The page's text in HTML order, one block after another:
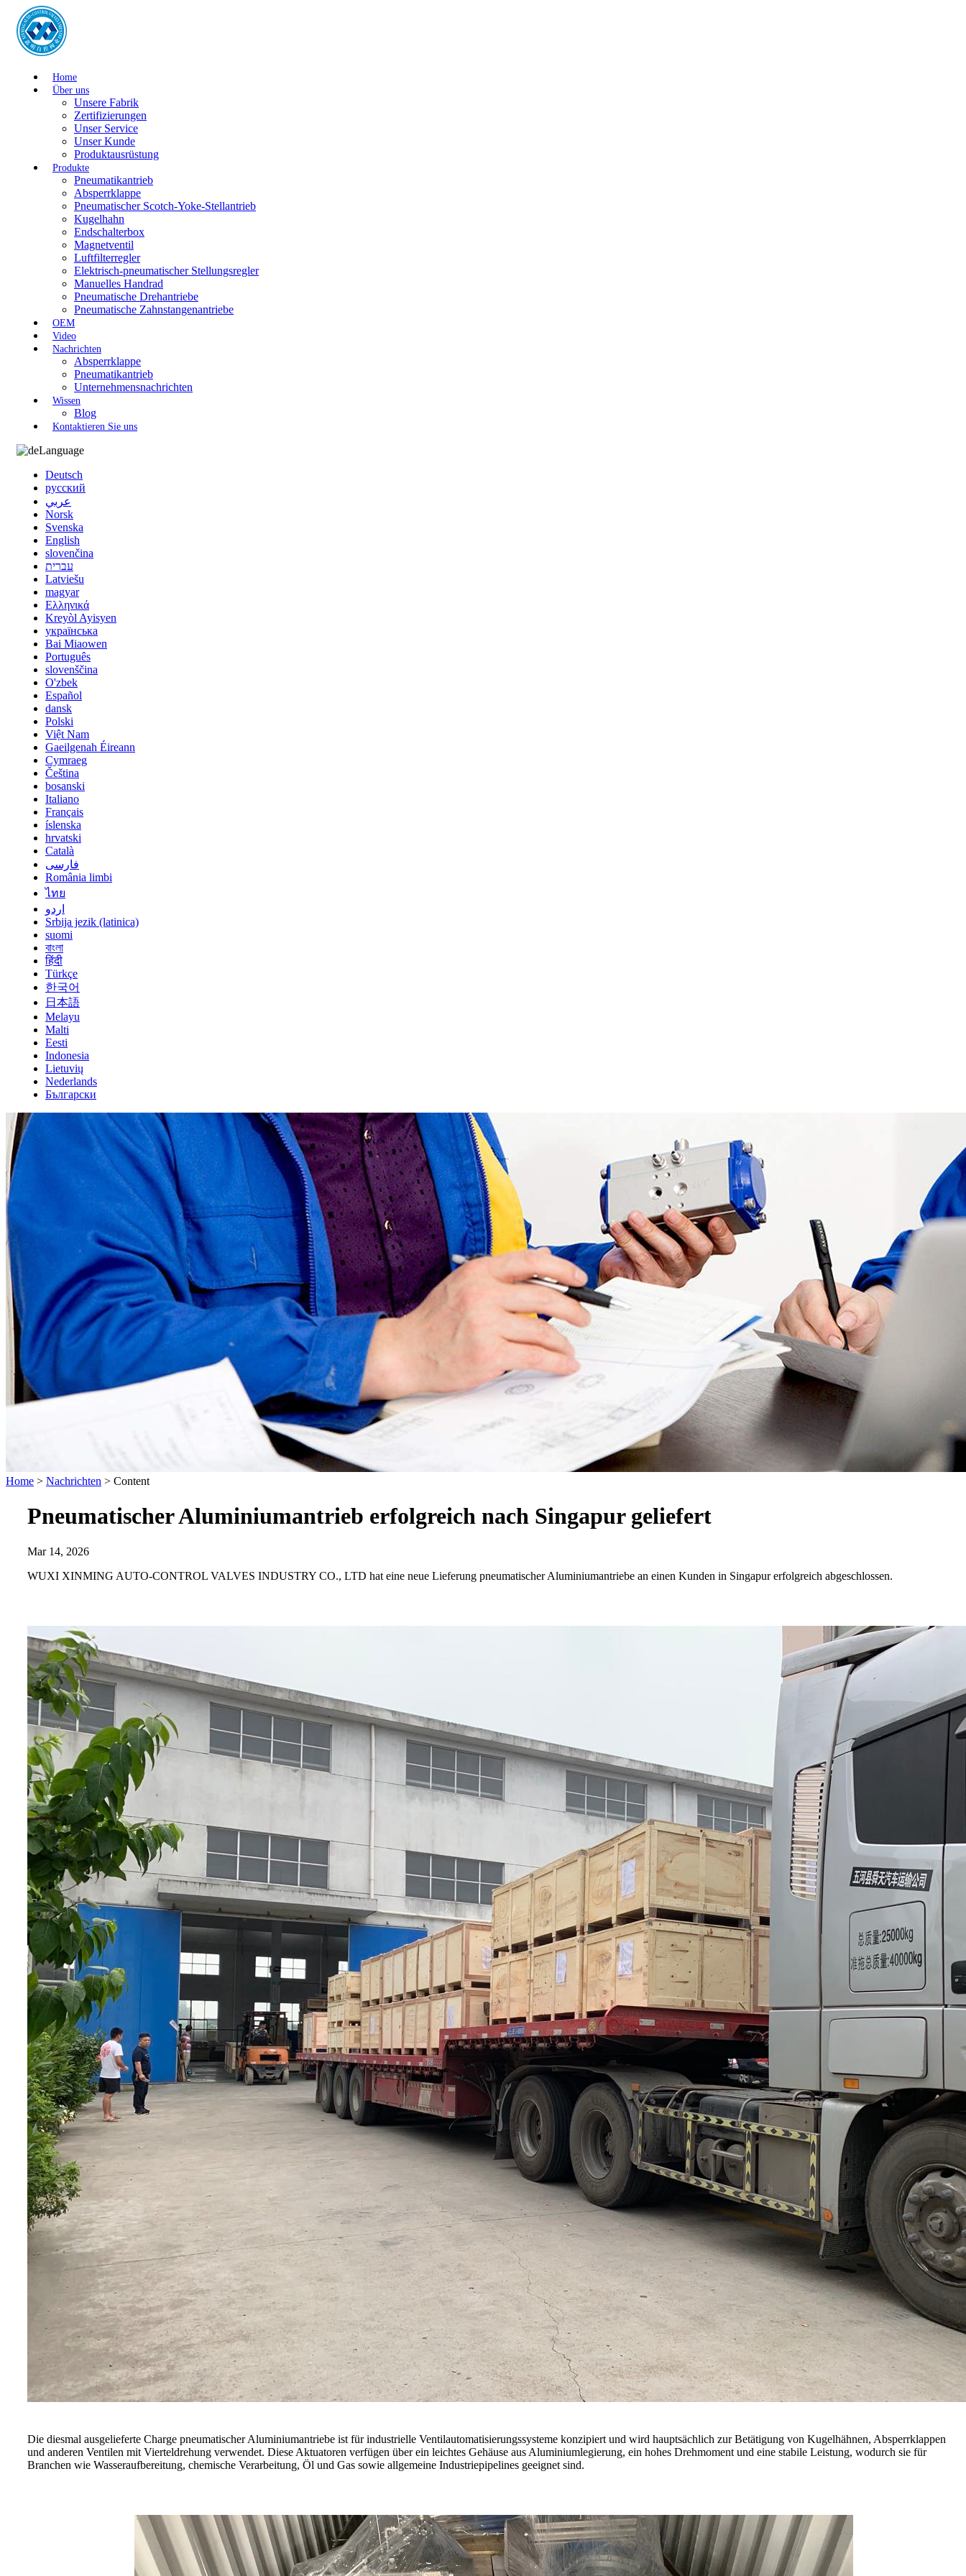
Home
Über uns
Unsere Fabrik
Zertifizierungen
Unser Service
Unser Kunde
Produktausrüstung
Produkte
Pneumatikantrieb
Absperrklappe
Pneumatischer Scotch-Yoke-Stellantrieb
Kugelhahn
Endschalterbox
Magnetventil
Luftfilterregler
Elektrisch-pneumatischer Stellungsregler
Manuelles Handrad
Pneumatische Drehantriebe
Pneumatische Zahnstangenantriebe
OEM
Video
Nachrichten
Absperrklappe
Pneumatikantrieb
Unternehmensnachrichten
Wissen
Blog
Kontaktieren Sie uns
Language
Deutsch
русский
عربي
Norsk
Svenska
English
slovenčina
עברית
Latviešu
magyar
Ελληνικά
Kreyòl Ayisyen
українська
Bai Miaowen
Português
slovenščina
O'zbek
Español
dansk
Polski
Việt Nam
Gaeilgenah Éireann
Cymraeg
Čeština
bosanski
Italiano
Français
íslenska
hrvatski
Català
فارسی
România limbi
ไทย
اردو
Srbija jezik (latinica)
suomi
বাংলা
हिंदी
Türkçe
한국어
日本語
Melayu
Malti
Eesti
Indonesia
Lietuvių
Nederlands
Български
Home > Nachrichten > Content
Pneumatischer Aluminiumantrieb erfolgreich nach Singapur geliefert
Mar 14, 2026
WUXI XINMING AUTO-CONTROL VALVES INDUSTRY CO., LTD hat eine neue Lieferung pneumatischer Aluminiumantriebe an einen Kunden in Singapur erfolgreich abgeschlossen.
Die diesmal ausgelieferte Charge pneumatischer Aluminiumantriebe ist für industrielle Ventilautomatisierungssysteme konzipiert und wird hauptsächlich zur Betätigung von Kugelhähnen, Absperrklappen
und anderen Ventilen mit Vierteldrehung verwendet. Diese Aktuatoren verfügen über ein leichtes Gehäuse aus Aluminiumlegierung, ein hohes Drehmoment und eine stabile Leistung, wodurch sie für
Branchen wie Wasseraufbereitung, chemische Verarbeitung, Öl und Gas sowie allgemeine Industriepipelines geeignet sind.